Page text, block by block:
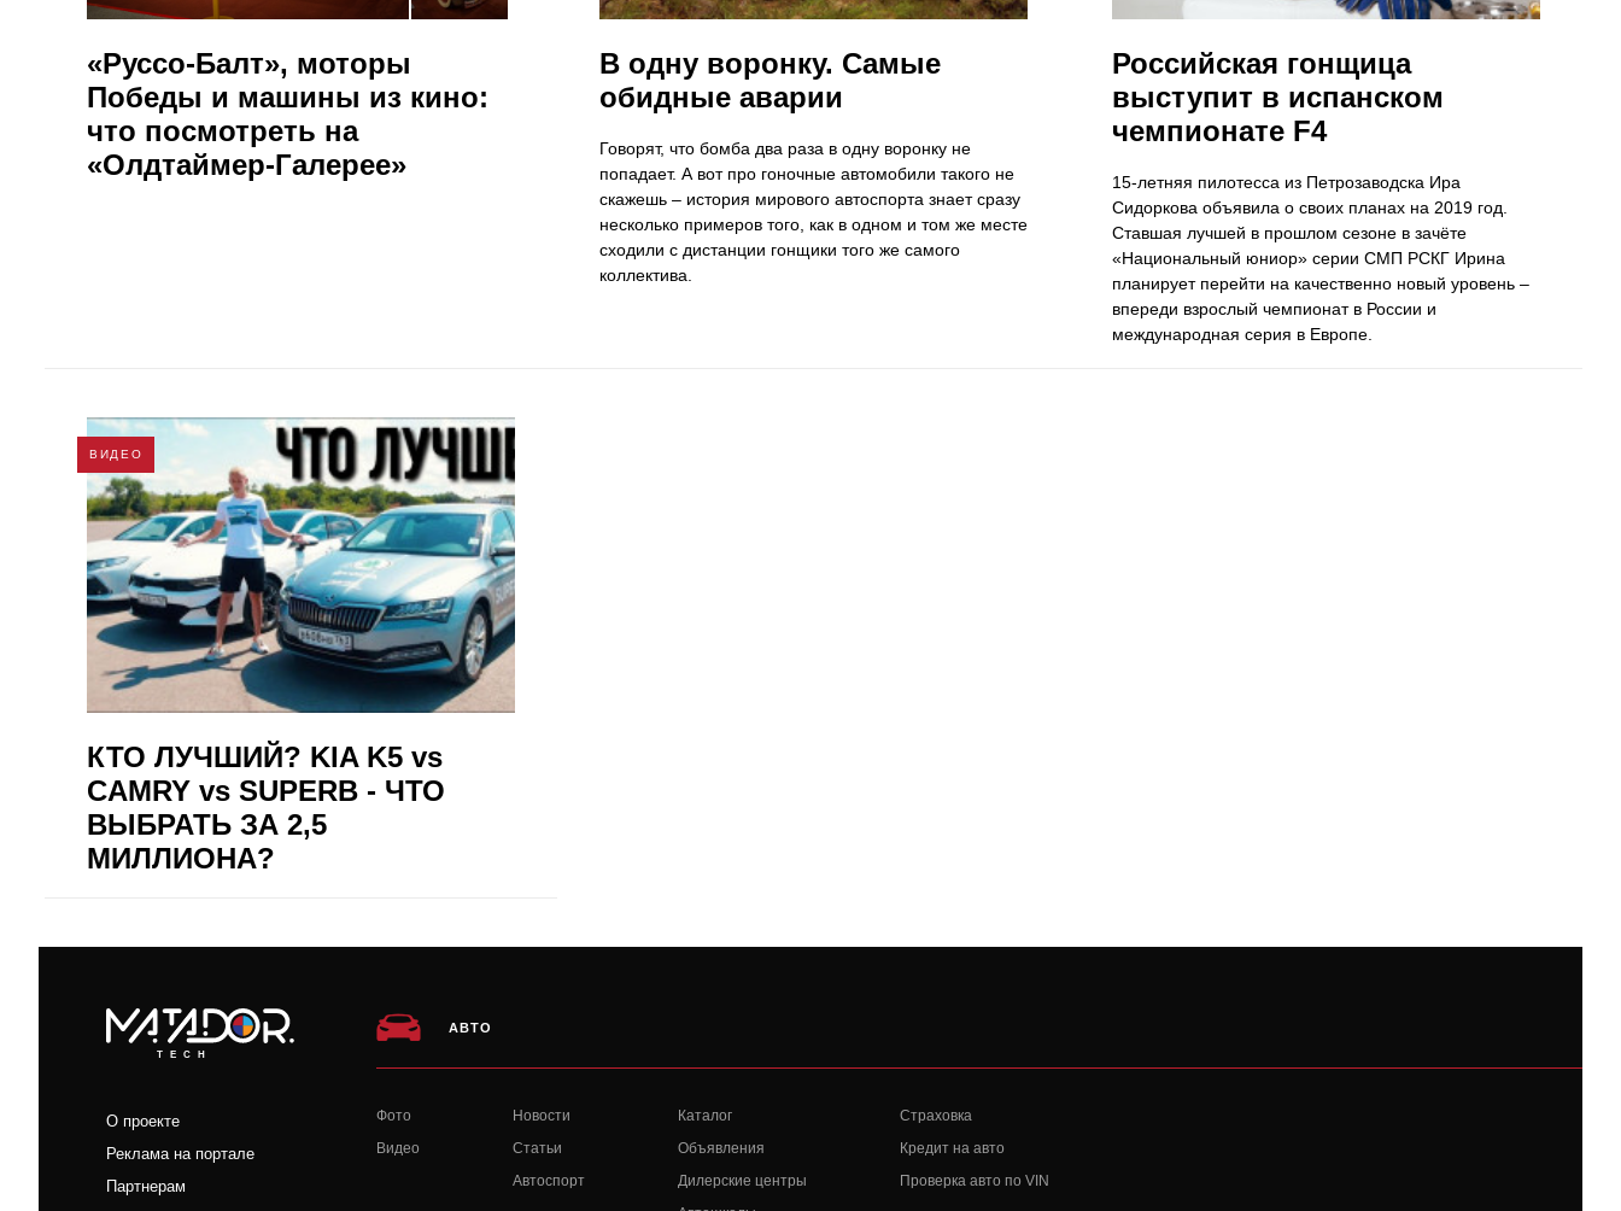
«Руссо-Балт», моторы
Победы и машины из кино:
что посмотреть на
«Олдтаймер-Галерее»
В одну воронку. Самые
обидные аварии
Говорят, что бомба два раза в одну воронку не
попадает. А вот про гоночные автомобили такого не
скажешь – история мирового автоспорта знает сразу
несколько примеров того, как в одном и том же месте
сходили с дистанции гонщики того же самого
коллектива.
Российская гонщица
выступит в испанском
чемпионате F4
15-летняя пилотесса из Петрозаводска Ира
Сидоркова объявила о своих планах на 2019 год.
Ставшая лучшей в прошлом сезоне в зачёте
«Национальный юниор» серии СМП РСКГ Ирина
планирует перейти на качественно новый уровень –
впереди взрослый чемпионат в России и
международная серия в Европе.
ВИДЕО
КТО ЛУЧШИЙ? KIA K5 vs
CAMRY vs SUPERB - ЧТО
ВЫБРАТЬ ЗА 2,5
МИЛЛИОНА?
TECH
О проекте
Реклама на портале
Партнерам
АВТО
Фото
Видео
Новости
Статьи
Автоспорт
Каталог
Объявления
Дилерские центры
Страховка
Кредит на авто
Проверка авто по VIN